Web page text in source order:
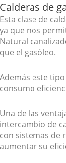
Calderas de
Esta clase de
ya que nos
Natural
que el gasóleo.
Además este
consumo
Una de las
intercambio de
con sistemas de
aumentar su